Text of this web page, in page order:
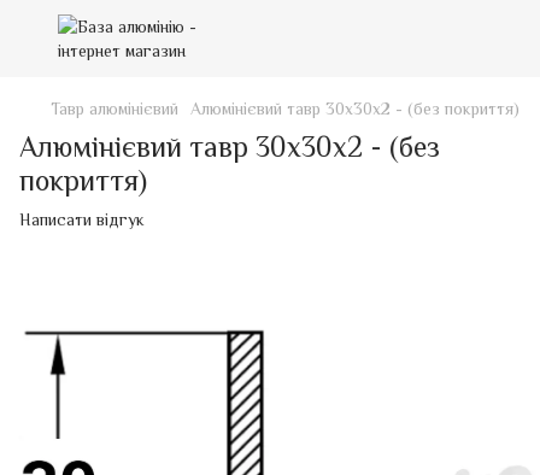
Тавр алюмінієвий Алюмінієвий тавр 30х30х2 - (без покриття)
Алюмінієвий тавр 30х30х2 - (без
покриття)
Написати відгук